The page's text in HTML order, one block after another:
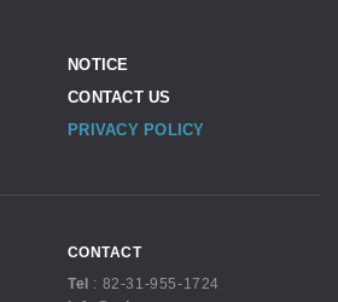
NOTICE
CONTACT US
PRIVACY POLICY
CONTACT
Tel
: 82-31-955-1724